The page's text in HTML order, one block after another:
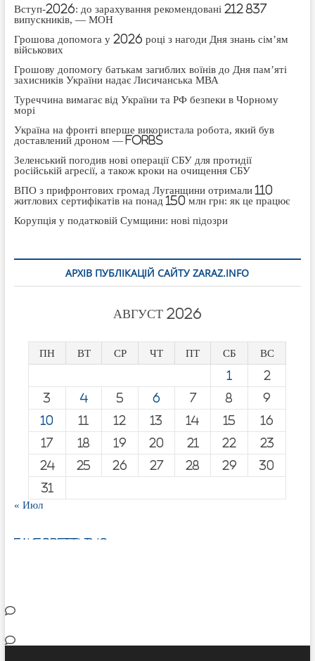
Вступ-2026: до зарахування рекомендовані 212 837
випускників, — МОН
Грошова допомога у 2026 році з нагоди Дня знань сім’ям
військових
Грошову допомогу батькам загиблих воїнів до Дня пам’яті
захисників України надає Лисичанська МВА
Туреччина вимагає від України та РФ безпеки в Чорному
морі
Україна на фронті вперше використала робота, який був
доставлений дроном — Forbs
Зеленський погодив нові операції СБУ для протидії
російській агресії, а також кроки на очищення СБУ
ВПО з прифронтових громад Луганщини отримали 110
житлових сертифікатів на понад 150 млн грн: як це працює
Корупція у податковій Сумщини: нові підозри
АРХІВ ПУБЛІКАЦІЙ САЙТУ ZARAZ.INFO
АВГУСТ 2026
ПН ВТ СР ЧТ ПТ СБ ВС
1 2
3 4 5 6 7 8 9
10 11 12 13 14 15 16
17 18 19 20 21 22 23
24 25 26 27 28 29 30
31
« Июл